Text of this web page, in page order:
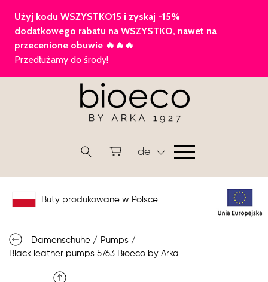
de
Buty produkowane w Polsce
Damenschuhe / Pumps /
Black leather pumps 5763 Bioeco by Arka